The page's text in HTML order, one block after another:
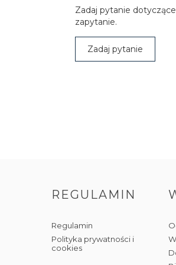
Zadaj pytanie
zapytanie.
Zadaj pytanie
REGULAMIN
Regulamin
Polityka prywatności i
cookies